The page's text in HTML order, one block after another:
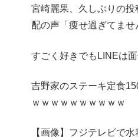
宮崎麗果、久しぶりの
配の声「痩せ過ぎてませ
すごく好きでもLINEは
吉野家のステーキ定食
ｗｗｗｗｗｗｗｗｗｗ
【画像】フジテレビ